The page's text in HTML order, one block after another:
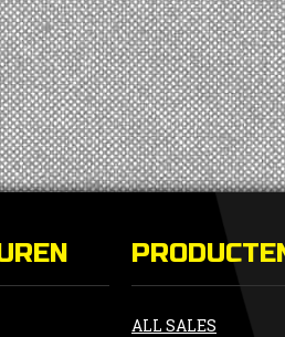
ALL SALES